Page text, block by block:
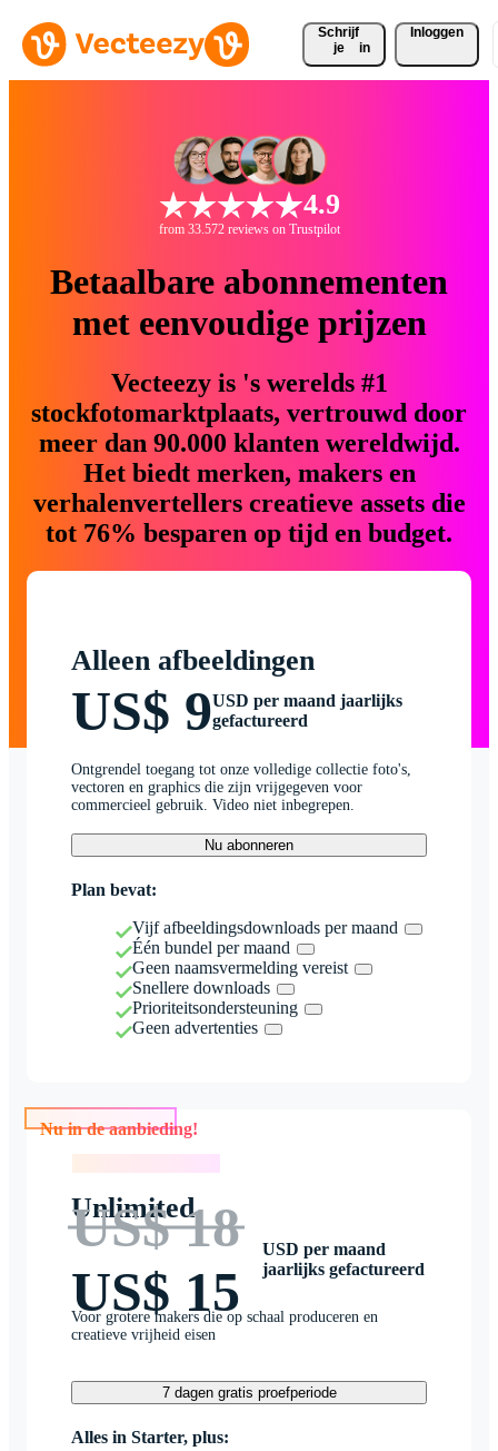
Schrijf
je
in
Inloggen
4.9
from 33.572 reviews on Trustpilot
Betaalbare abonnementen
met eenvoudige prijzen
Vecteezy is 's werelds #1
stockfotomarktplaats, vertrouwd door
meer dan 90.000 klanten wereldwijd.
Het biedt merken, makers en
verhalenvertellers creatieve assets die
tot 76% besparen op tijd en budget.
Alleen afbeeldingen
US$ 9USD per maand jaarlijks
gefactureerd
Ontgrendel toegang tot onze volledige collectie foto's,
vectoren en graphics die zijn vrijgegeven voor
commercieel gebruik. Video niet inbegrepen.
Nu abonneren
Plan bevat:
Vijf afbeeldingsdownloads per maand
Één bundel per maand
Geen naamsvermelding vereist
Snellere downloads
Prioriteitsondersteuning
Geen advertenties
Nu in de aanbieding!
Unlimited
US$ 18
US$ 15
USD per maand
jaarlijks gefactureerd
Voor grotere makers die op schaal produceren en
creatieve vrijheid eisen
7 dagen gratis proefperiode
Alles in Starter, plus: